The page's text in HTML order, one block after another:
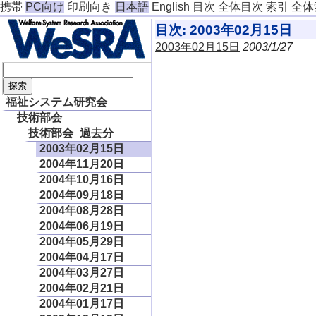
携帯 PC向け 印刷向き 日本語 English 目次 全体目次 索引 全
福祉システム研究会
技術部会
技術部会_過去分
2003年02月15日
2004年11月20日
2004年10月16日
2004年09月18日
2004年08月28日
2004年06月19日
2004年05月29日
2004年04月17日
2004年03月27日
2004年02月21日
2004年01月17日
目次: 2003年02月15日
2003年02月15日 2003/1/27